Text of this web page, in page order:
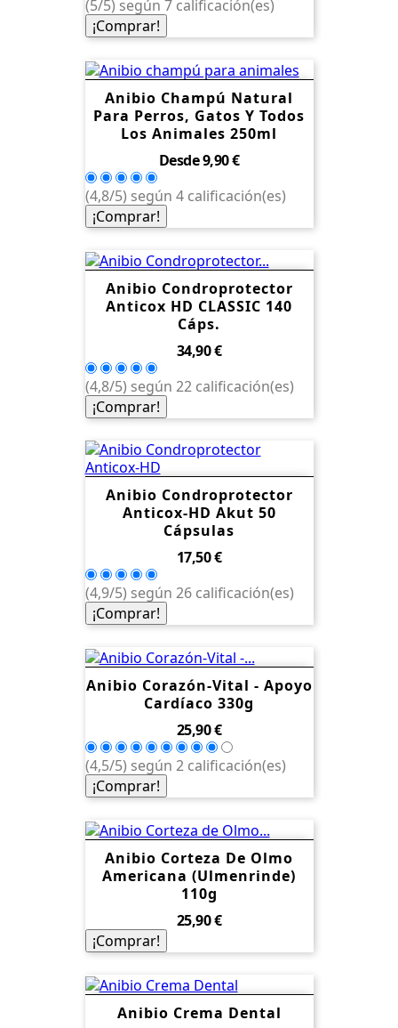
(5/5) según 7 calificación(es)
¡Comprar!
Anibio Champú Natural
Para Perros, Gatos Y Todos
Los Animales 250ml
DesdePrecio
9,90 €
(4,8/5) según 4 calificación(es)
¡Comprar!
Anibio Condroprotector
Anticox HD CLASSIC 140
Cáps.
Precio
34,90 €
(4,8/5) según 22 calificación(es)
¡Comprar!
Anibio Condroprotector
Anticox-HD Akut 50
Cápsulas
Precio
17,50 €
(4,9/5) según 26 calificación(es)
¡Comprar!
Anibio Corazón-Vital - Apoyo
Cardíaco 330g
Precio
25,90 €
(4,5/5) según 2 calificación(es)
¡Comprar!
Anibio Corteza De Olmo
Americana (Ulmenrinde)
110g
Precio
25,90 €
¡Comprar!
Anibio Crema Dental